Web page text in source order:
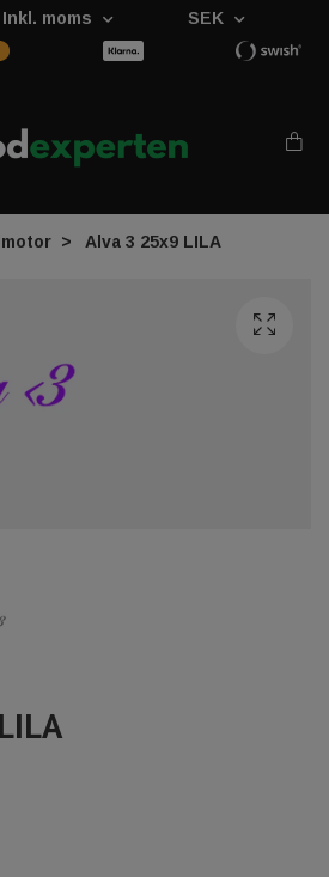
Inkl. moms SEK
Alva 3 25x9 LILA